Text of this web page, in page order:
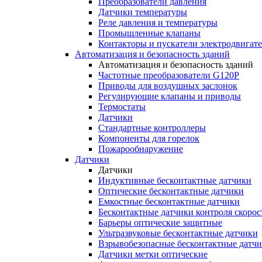
Датчики температуры
Реле давления и температуры
Промышленные клапаны
Контакторы и пускатели
Автоматизация и безопасность зданий
Автоматизация и безопасность зданий
Частотные преобразователи G120P
Приводы для воздушных заслонок
Регулирующие клапаны и приводы
Термостаты
Датчики
Стандартные контроллеры
Компоненты для горелок
Пожарообнаружение
Датчики
Датчики
Индуктивные бесконтактные датчики
Оптические бесконтактные датчики
Емкостные бесконтактные датчики
Бесконтактные датчики контроля
Барьеры оптические защитные
Ультразвуковые бесконтактные датчики
Взрывобезопасные бесконтактные
Датчики метки оптические